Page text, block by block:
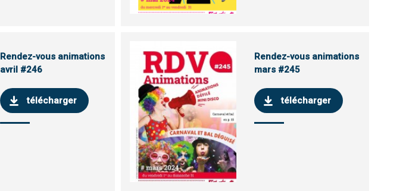
Rendez-vous animations
avril #246
télécharger
Rendez-vous animations
mars #245
télécharger